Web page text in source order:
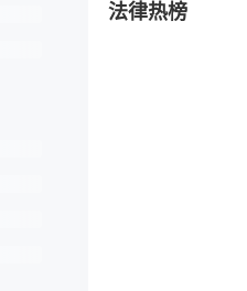
法律热榜